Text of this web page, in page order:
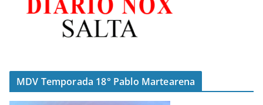
MDV Temporada 18° Pablo Martearena